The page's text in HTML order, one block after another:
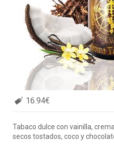
16.94€
Tabaco dulce con vainilla,
secos tostados, coco y